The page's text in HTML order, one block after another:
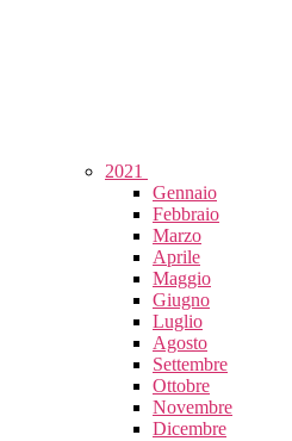
2021
Gennaio
Febbraio
Marzo
Aprile
Maggio
Giugno
Luglio
Agosto
Settembre
Ottobre
Novembre
Dicembre